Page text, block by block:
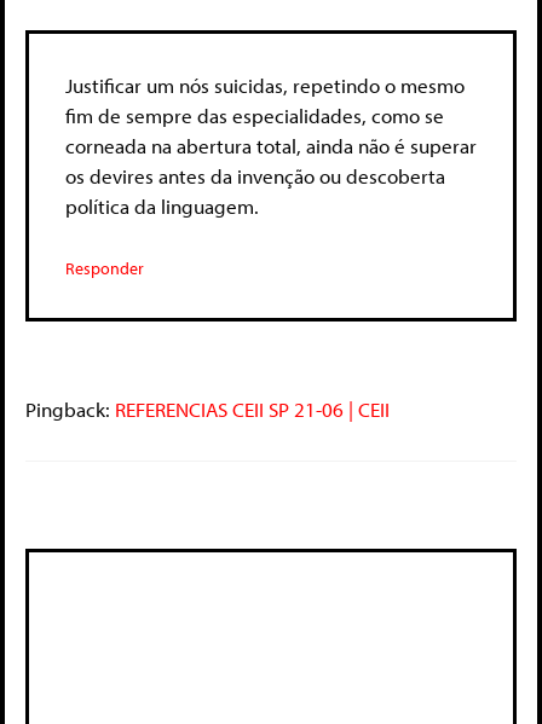
Justificar um nós suicidas, repetindo o mesmo
fim de sempre das especialidades, como se
corneada na abertura total, ainda não é superar
os devires antes da invenção ou descoberta
política da linguagem.
Responder
Pingback: REFERENCIAS CEII SP 21-06 | CEII